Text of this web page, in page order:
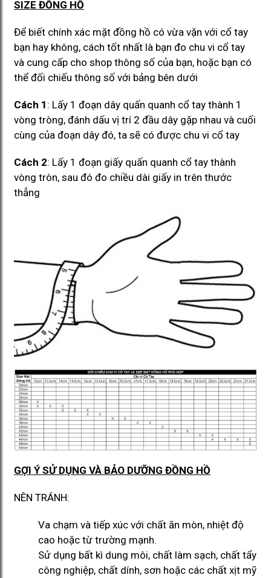
SIZE ĐỒNG HỒ
Để biết chính xác mặt đồng hồ có vừa vặn với cổ tay
bạn hay không, cách tốt nhất là bạn đo chu vi cổ tay
và cung cấp cho shop thông số của bạn, hoặc bạn có
thể đối chiếu thông số với bảng bên dưới
Cách 1 : Lấy 1 đoạn dây quấn quanh cổ tay thành 1
vòng tròng, đánh dấu vị trí 2 đầu dây gặp nhau và cuối
cùng của đoạn dây đó, ta sẽ có được chu vi cổ tay
Cách 2: Lấy 1 đoạn giấy quấn quanh cổ tay thành
vòng tròn, sau đó đo chiều dài giấy in trên thước
thẳng
GỢI Ý SỬ DỤNG VÀ BẢO DƯỠNG ĐỒNG HỒ
NÊN TRÁNH:
Va chạm và tiếp xúc với chất ăn mòn, nhiệt độ
cao hoặc từ trường mạnh.
Sử dụng bất kì dung môi, chất làm sạch, chất tẩy
công nghiệp, chất dính, sơn hoặc các chất xịt mỹ